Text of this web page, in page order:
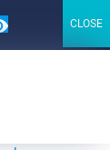
Версия
CLOSE
CLOSE